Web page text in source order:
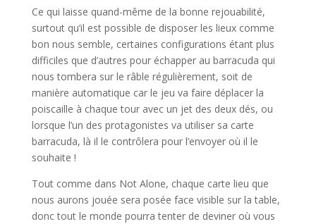
Ce qui laisse quand-même de la bonne rejouabilité,
surtout qu’il est possible de disposer les lieux comme
bon nous semble, certaines configurations étant plus
difficiles que d’autres pour échapper au barracuda qui
nous tombera sur le râble régulièrement, soit de
manière automatique car le jeu va faire déplacer la
poiscaille à chaque tour avec un jet des deux dés, ou
lorsque l’un des protagonistes va utiliser sa carte
barracuda, là il le contrôlera pour l’envoyer où il le
souhaite !
Tout comme dans Not Alone, chaque carte lieu que
nous aurons jouée sera posée face visible sur la table,
donc tout le monde pourra tenter de deviner où vous